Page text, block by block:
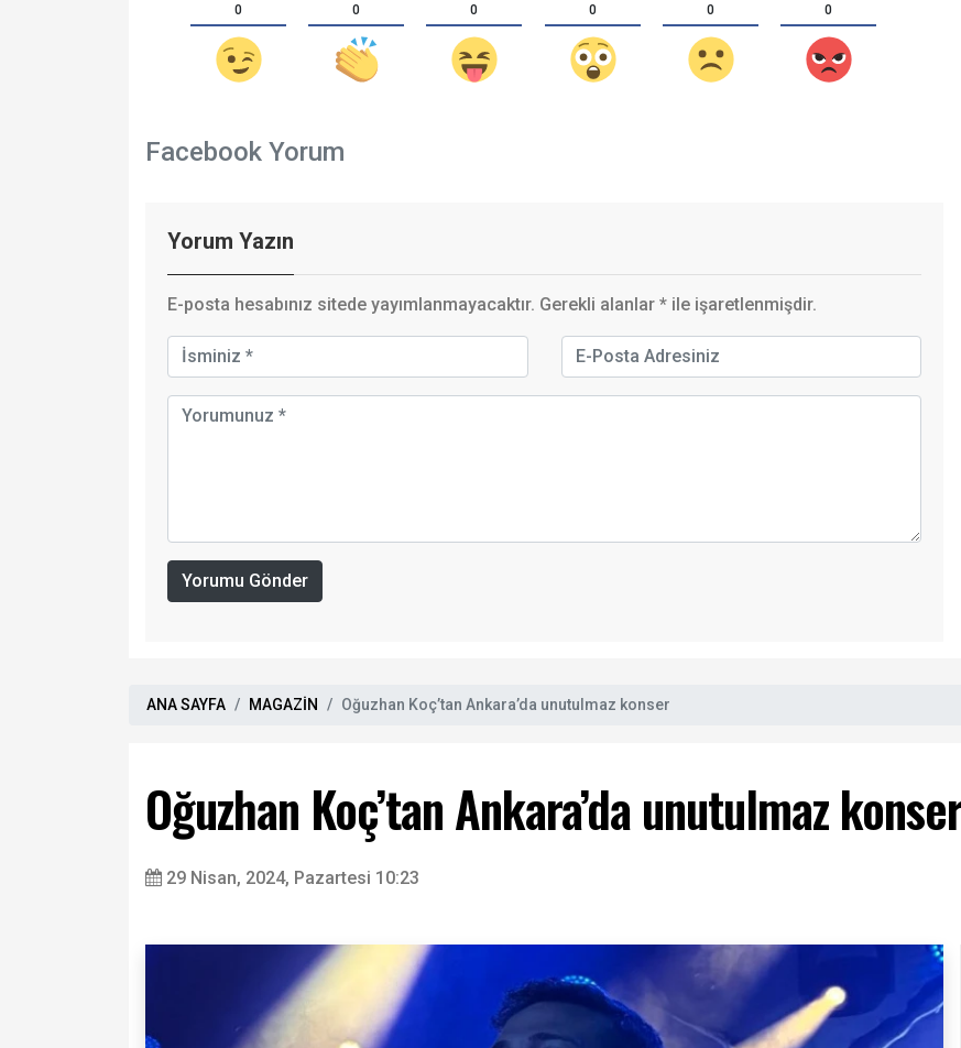
0 0 0 0 0 0
Facebook Yorum
Yorum Yazın
E-posta hesabınız sitede yayımlanmayacaktır. Gerekli alanlar * ile işaretlenmişdir.
Yorumu Gönder
ANA SAYFA MAGAZİN Oğuzhan Koç’tan Ankara’da unutulmaz konser
Oğuzhan Koç’tan Ankara’da unutulmaz
29 Nisan, 2024, Pazartesi 10:23